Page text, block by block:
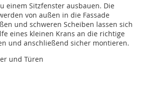
einem Sitzfenster ausbauen. Die
von außen in die Fassade
und schweren Scheiben lassen sich
eines kleinen Krans an die richtige
und anschließend sicher montieren.
und Türen